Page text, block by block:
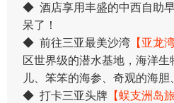
◆ 酒店享用丰盛的中西自助
呆了！
◆ 前往三亚最美沙湾 【亚龙湾
区世界级的潜水基地，海洋生
儿、笨笨的海参、奇观的海胆
◆ 打卡三亚头牌 【蜈支洲岛